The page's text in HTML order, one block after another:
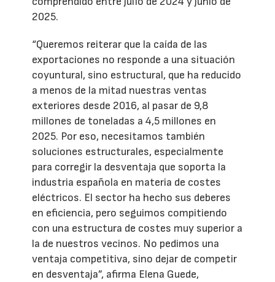
2025.
“Queremos reiterar que la caída de las
exportaciones no responde a una situación
coyuntural, sino estructural, que ha reducido
a menos de la mitad nuestras ventas
exteriores desde 2016, al pasar de 9,8
millones de toneladas a 4,5 millones en
2025. Por eso, necesitamos también
soluciones estructurales, especialmente
para corregir la desventaja que soporta la
industria española en materia de costes
eléctricos. El sector ha hecho sus deberes
en eficiencia, pero seguimos compitiendo
con una estructura de costes muy superior a
la de nuestros vecinos. No pedimos una
ventaja competitiva, sino dejar de competir
en desventaja”, afirma Elena Guede,